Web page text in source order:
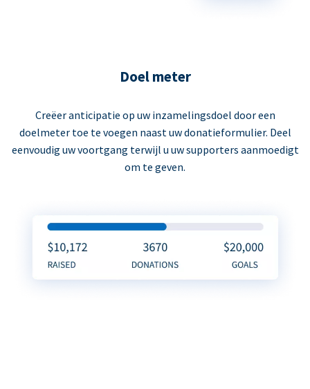
Doel meter
Creëer anticipatie op uw inzamelingsdoel door een
doelmeter toe te voegen naast uw donatieformulier. Deel
eenvoudig uw voortgang terwijl u uw supporters aanmoedigt
om te geven.